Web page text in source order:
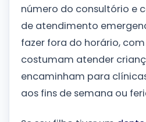
número do consultório e
de atendimento
fazer fora do horário,
costumam atender
encaminham para
aos fins de semana ou